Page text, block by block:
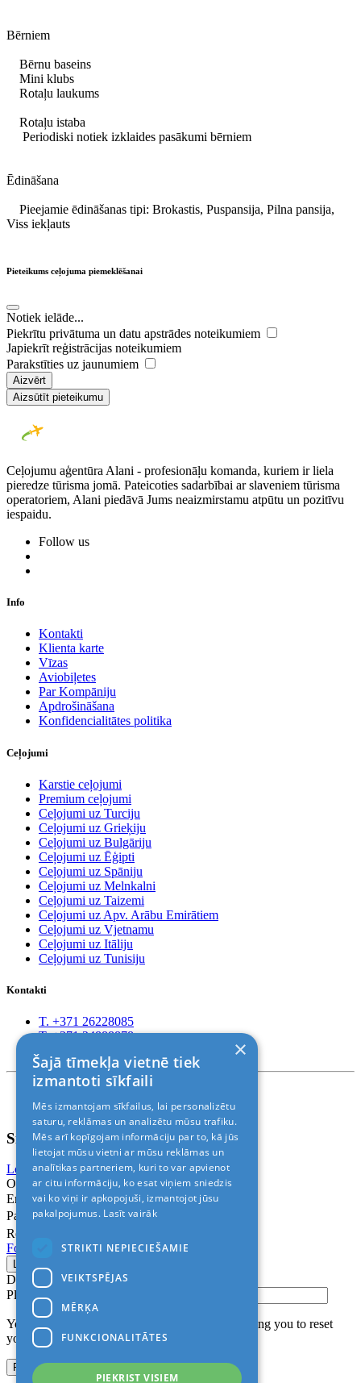
Bērniem
Bērnu baseins
Mini klubs
Rotaļu laukums
Rotaļu istaba
Periodiski notiek izklaides pasākumi bērniem
Ēdināšana
Pieejamie ēdināšanas tipi: Brokastis, Puspansija, Pilna pansija,
Viss iekļauts
Pieteikums ceļojuma piemeklēšanai
Notiek ielāde...
Piekrītu privātuma un datu apstrādes noteikumiem
Japiekrīt reģistrācijas noteikumiem
Parakstīties uz jaunumiem
Aizvērt
Aizsūtīt pieteikumu
Ceļojumu aģentūra Alani - profesionāļu komanda, kuriem ir liela
pieredze tūrisma jomā. Pateicoties sadarbībai ar slaveniem tūrisma
operatoriem, Alani piedāvā Jums neaizmirstamu atpūtu un pozitīvu
iespaidu.
Follow us
Info
Kontakti
Klienta karte
Vīzas
Aviobiļetes
Par Kompāniju
Apdrošināšana
Konfidencialitātes politika
Ceļojumi
Karstie ceļojumi
Premium ceļojumi
Ceļojumi uz Turciju
Ceļojumi uz Grieķiju
Ceļojumi uz Bulgāriju
Ceļojumi uz Ēģipti
Ceļojumi uz Spāniju
Ceļojumi uz Melnkalni
Ceļojumi uz Taizemi
Ceļojumi uz Apv. Arābu Emirātiem
Ceļojumi uz Vjetnamu
Ceļojumi uz Itāliju
Ceļojumi uz Tunisiju
Kontakti
T. +371 26228085
T. +371 24888878
© 2011-2026> «ALANI SIA»
Sign In
Login with Facebook Login with Google
Or
Email
Password
Remember me
Forgot Password?
Don’t have an account?
Please confirm login email below
You will receive an email containing a link allowing you to reset
your password to a new preferred one.
×
Šajā tīmekļa vietnē tiek
izmantoti sīkfaili
Mēs izmantojam sīkfailus, lai personalizētu
saturu, reklāmas un analizētu mūsu trafiku.
Mēs arī kopīgojam informāciju par to, kā jūs
lietojat mūsu vietni ar mūsu reklāmas un
analītikas partneriem, kuri to var apvienot
ar citu informāciju, ko esat viņiem sniedzis
vai ko viņi ir apkopojuši, izmantojot jūsu
pakalpojumus. Lasīt vairāk
STRIKTI NEPIECIEŠAMIE
VEIKTSPĒJAS
MĒRĶA
FUNKCIONALITĀTES
PIEKRIST VISIEM